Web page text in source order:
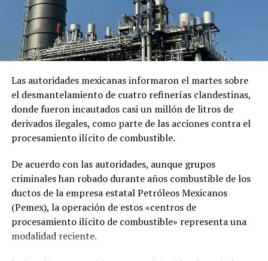
RELATED TOPICS: BOSTON CHICAGO
CINCINNATI
DALLAS
EE.UU. PROTESTAS HOUSTON
MIAMI
MINNEAPOLIS
NASHVILLE Y SEATTLE
UP NEXT
VIDEO: Incendio deja cinco muertos en un centro
comercial de Rusia
VIDEO: Por sus movimientos acaba con la paciencia de
su tatuador y él le hace esto
Las autoridades mexicanas informaron el martes sobre
el desmantelamiento de cuatro refinerías clandestinas,
donde fueron incautados casi un millón de litros de
derivados ilegales, como parte de las acciones contra el
procesamiento ilícito de combustible.
De acuerdo con las autoridades, aunque grupos
criminales han robado durante años combustible de los
ductos de la empresa estatal Petróleos Mexicanos
(Pemex), la operación de estos «centros de
procesamiento ilícito de combustible» representa una
modalidad reciente.